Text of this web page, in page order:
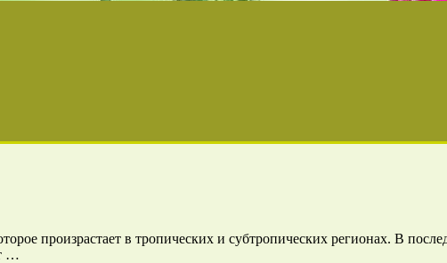
произрастает в тропических и субтропических регионах. В
…